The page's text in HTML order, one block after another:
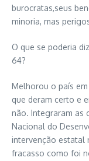
burocratas,seus
minoria, mas
O que se poderia
64?
Melhorou o país
que deram certo e
não. Integraram as
Nacional do
intervenção estatal
fracasso como foi